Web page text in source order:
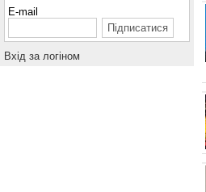
E-mail
Вхiд за логiном